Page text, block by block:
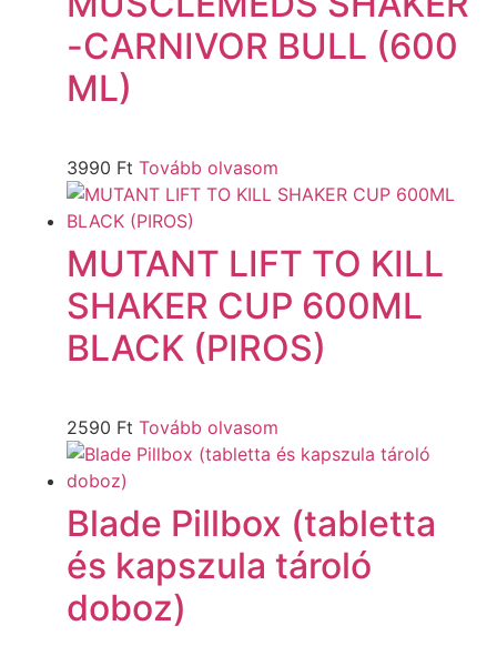
-CARNIVOR BULL (600
ML)
3990 Ft Tovább olvasom
MUTANT LIFT TO KILL
SHAKER CUP 600ML
BLACK (PIROS)
2590 Ft Tovább olvasom
Blade Pillbox (tabletta
és kapszula tároló
doboz)